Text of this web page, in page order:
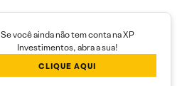
Se você ainda não tem conta na XP
Investimentos, abra a sua!
CLIQUE AQUI